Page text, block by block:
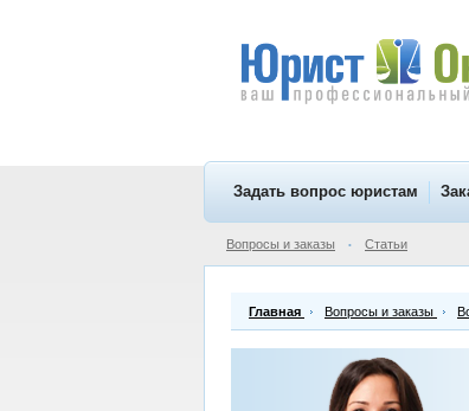
Задать вопрос юристам
Вопросы и заказы • Статьи
Главная Вопросы и заказы